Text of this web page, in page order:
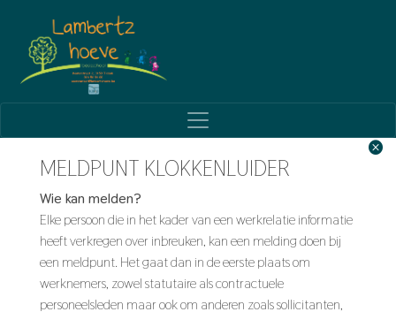
MELDPUNT KLOKKENLUIDER
Wie kan melden?
Elke persoon die in het kader van een werkrelatie informatie
heeft verkregen over inbreuken, kan een melding doen bij
een meldpunt. Het gaat dan in de eerste plaats om
werknemers, zowel statutaire als contractuele
personeelsleden maar ook om anderen zoals sollicitanten,